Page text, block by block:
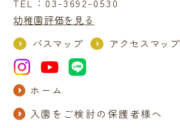
TEL：03-3692-0530
幼稚園評価を見る
バスマップ
アクセスマップ
ホーム
入園をご検討の保護者様へ